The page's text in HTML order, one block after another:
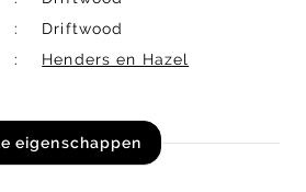
Driftwood
Henders en Hazel
eigenschappen